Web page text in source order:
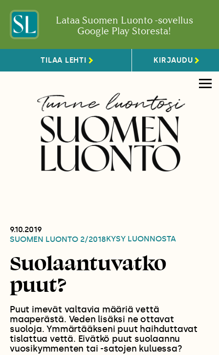
Lataa Suomen Luonto -sovellus
Google Play Storesta!
TILAA LEHTI KIRJAUDU
9.10.2019
SUOMEN LUONTO 2/2018KYSY LUONNOSTA
Suolaantuvatko
puut?
Puut imevät valtavia määriä vettä
maaperästä. Veden lisäksi ne ottavat
suoloja. Ymmärtääkseni puut haihduttavat
tislattua vettä. Eivätkö puut suolaannu
vuosikymmenten tai -satojen kuluessa?